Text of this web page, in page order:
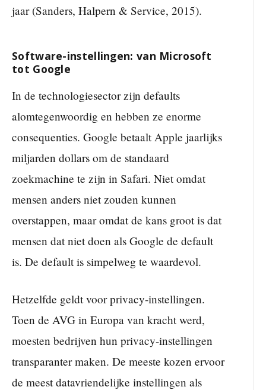
jaar (Sanders, Halpern & Service, 2015).
Software-instellingen: van Microsoft
tot Google
In de technologiesector zijn defaults
alomtegenwoordig en hebben ze enorme
consequenties. Google betaalt Apple jaarlijks
miljarden dollars om de standaard
zoekmachine te zijn in Safari. Niet omdat
mensen anders niet zouden kunnen
overstappen, maar omdat de kans groot is dat
mensen dat niet doen als Google de default
is. De default is simpelweg te waardevol.
Hetzelfde geldt voor privacy-instellingen.
Toen de AVG in Europa van kracht werd,
moesten bedrijven hun privacy-instellingen
transparanter maken. De meeste kozen ervoor
de meest datavriendelijke instellingen als